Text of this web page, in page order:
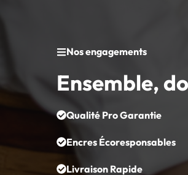
Nos engagements
Ensemble,
Qualité Pro Garantie
Encres Écoresponsables
Livraison Rapide